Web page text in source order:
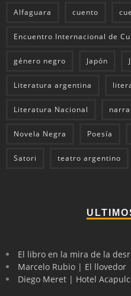
Alfaguara cuento
Encuentro Internacional de
género negro Japón
Literatura argentina
Literatura Nacional
Novela Negra Poesía
Satori teatro argentino
El libro en la mira de la
Marcelo Rubio | El llovedor
Diego Meret | Hotel